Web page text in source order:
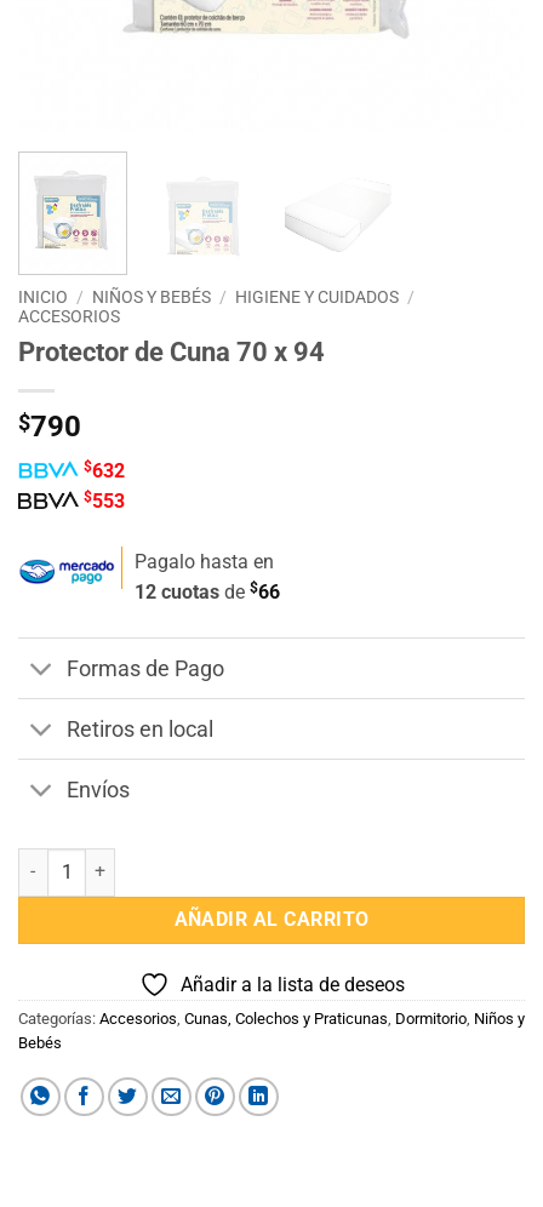
INICIO / NIÑOS Y BEBÉS / HIGIENE Y CUIDADOS /
ACCESORIOS
Protector de Cuna 70 x 94
$790
$632
$553
Pagalo hasta en
12 cuotas de $66
Formas de Pago
Retiros en local
Envíos
Protector de Cuna 70 x 94 cantidad
AÑADIR AL CARRITO
Añadir a la lista de deseos
Categorías: Accesorios Cunas, Colechos y Praticunas Dormitorio Niños y
Bebés